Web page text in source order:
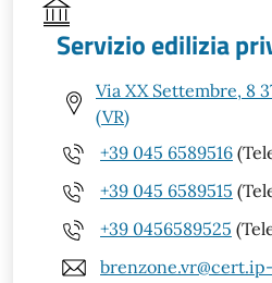
Servizio edilizia
Via XX Settembre, 8
(VR)
+39 045 6589516
+39 045 6589515
+39 0456589525